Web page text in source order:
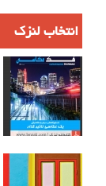
انتخاب لنزک